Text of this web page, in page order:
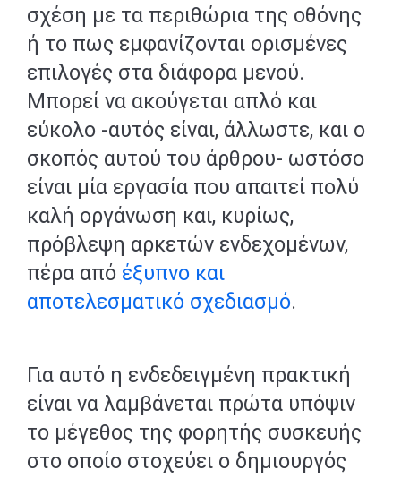
σχέση με τα περιθώρια της οθόνης
ή το πως εμφανίζονται ορισμένες
επιλογές στα διάφορα μενού.
Μπορεί να ακούγεται απλό και
εύκολο -αυτός είναι, άλλωστε, και ο
σκοπός αυτού του άρθρου- ωστόσο
είναι μία εργασία που απαιτεί πολύ
καλή οργάνωση και, κυρίως,
πρόβλεψη αρκετών ενδεχομένων,
πέρα από έξυπνο και
αποτελεσματικό σχεδιασμό.
Για αυτό η ενδεδειγμένη πρακτική
είναι να λαμβάνεται πρώτα υπόψιν
το μέγεθος της φορητής συσκευής
στο οποίο στοχεύει ο δημιουργός